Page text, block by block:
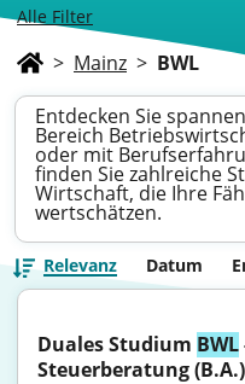
Alle Filter
> Mainz > BWL
Entdecken Sie
Bereich
oder mit
finden Sie zahlreiche
Wirtschaft, die Ihre
wertschätzen.
Relevanz Datum
Duales Studium BWL
Steuerberatung